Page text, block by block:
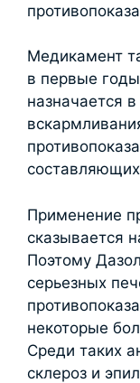
Медикамент
в первые
назначается
Применение
сказывается
Поэтому
серьезных
некоторые
Среди таких
склероз и